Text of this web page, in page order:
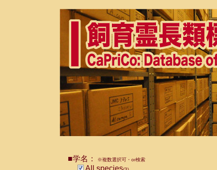
■学名： ※複数選択可・or検索
All species